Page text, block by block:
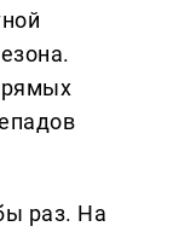
раз. На